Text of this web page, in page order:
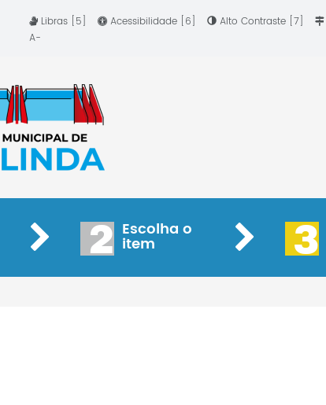
Libras [5] Acessibilidade [6] Alto Contraste [7]
A-
2 Escolha o
item 3